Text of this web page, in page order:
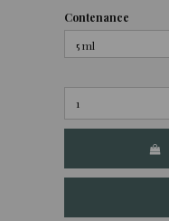
Contenance